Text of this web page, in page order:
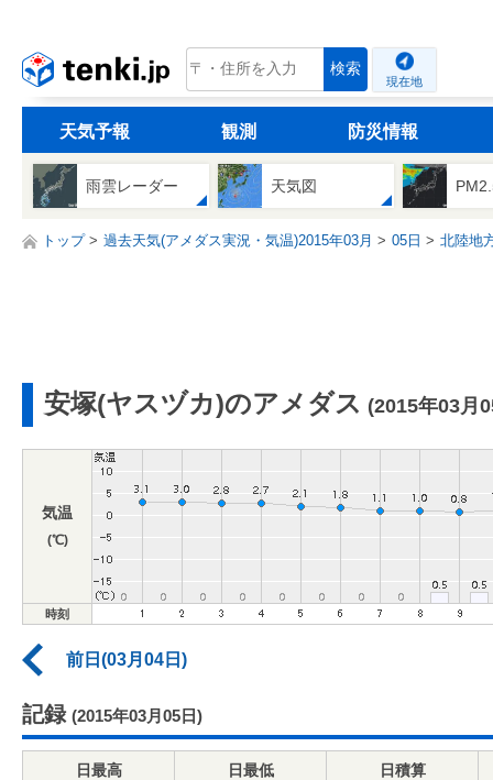
tenki.jp 検索
現在地
天気予報 観測 防災情報
雨雲レーダー 天気図
トップ 過去天気(アメダス実況・気温)2015年03月 05日 北陸地
安塚(ヤスヅカ)のアメダス (2015年03月
気温
(℃)
時刻
前日(03月04日)
記録 (2015年03月05日)
日最高
日最低
日積算